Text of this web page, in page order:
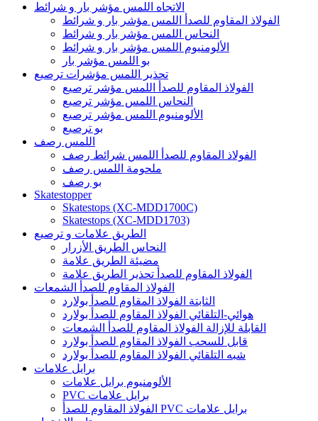
الاتجاه اللمس مؤشر بار و شرائط
الفولاذ المقاوم للصدأ اللمس مؤشر بار و شرائط
النحاس اللمس مؤشر بار و شرائط
الألومنيوم اللمس مؤشر بار و شرائط
بو اللمس مؤشر بار
تحذير اللمس مؤشرات ترصيع
الفولاذ المقاوم للصدأ اللمس مؤشر ترصيع
النحاس اللمس مؤشر ترصيع
الألومنيوم اللمس مؤشر ترصيع
بو ترصيع
اللمس رصف
الفولاذ المقاوم للصدأ اللمس شرائط رصف
ملحومة اللمس رصف
بو رصف
Skatestopper
Skatestops (XC-MDD1700C)
Skatestops (XC-MDD1703)
الطريق علامات و ترصيع
النحاس الطريق الأزرار
مضيئة الطريق علامة
الفولاذ المقاوم للصدأ تحذير الطريق علامة
الفولاذ المقاوم للصدأ الشمعات
الثابتة الفولاذ المقاوم للصدأ بولارد
هوائي-التلقائي الفولاذ المقاوم للصدأ بولارد
القابلة للإزالة الفولاذ المقاوم للصدأ الشمعات
قابل للسحب الفولاذ المقاوم للصدأ بولارد
شبه التلقائي الفولاذ المقاوم للصدأ بولارد
برايل علامات
الألومنيوم برايل علامات
PVC برايل علامات
الفولاذ المقاوم للصدأ PVC برايل علامات